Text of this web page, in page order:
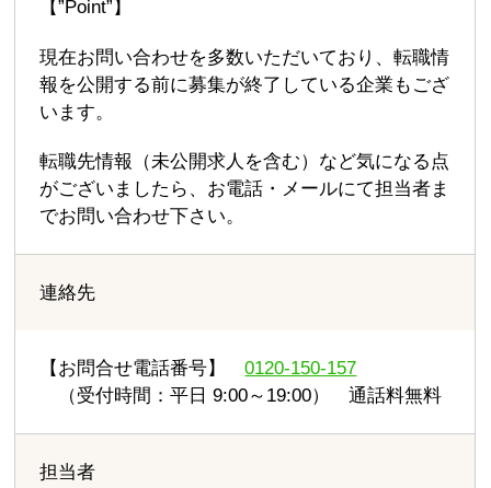
【”Point”】
現在お問い合わせを多数いただいており、転職情
報を公開する前に募集が終了している企業もござ
います。
転職先情報（未公開求人を含む）など気になる点
がございましたら、お電話・メールにて担当者ま
でお問い合わせ下さい。
連絡先
【お問合せ電話番号】0120-150-157
（受付時間：平日 9:00～19:00） 通話料無料
担当者